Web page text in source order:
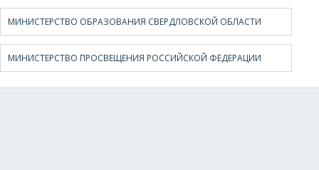
МИНИСТЕРСТВО ОБРАЗОВАНИЯ СВЕРДЛОВСКОЙ ОБЛАСТИ
МИНИСТЕРСТВО ПРОСВЕЩЕНИЯ РОССИЙСКОЙ ФЕДЕРАЦИИ